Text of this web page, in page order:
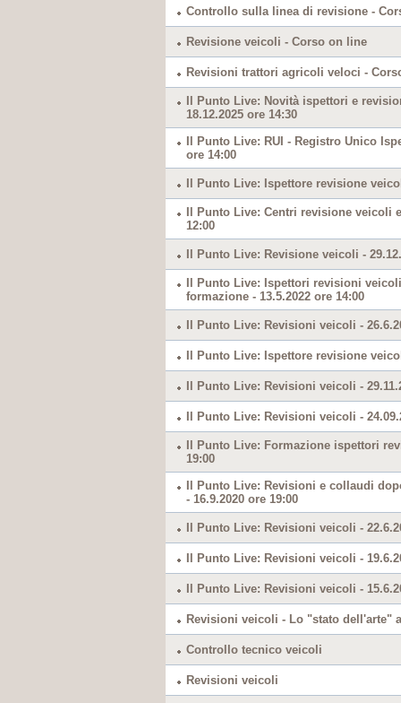
Controllo sulla linea di revisione -
Revisione veicoli - Corso on line
Revisioni trattori agricoli veloci -
Il Punto Live: Novità ispettori e
18.12.2025 ore 14:30
Il Punto Live: RUI - Registro Unico
ore 14:00
Il Punto Live: Ispettore revisione
Il Punto Live: Centri revisione veicoli
12:00
Il Punto Live: Revisione veicoli -
Il Punto Live: Ispettori revisioni
formazione - 13.5.2022 ore 14:00
Il Punto Live: Revisioni veicoli -
Il Punto Live: Ispettore revisione
Il Punto Live: Revisioni veicoli -
Il Punto Live: Revisioni veicoli -
Il Punto Live: Formazione ispettori
19:00
Il Punto Live: Revisioni e collaudi
- 16.9.2020 ore 19:00
Il Punto Live: Revisioni veicoli -
Il Punto Live: Revisioni veicoli -
Il Punto Live: Revisioni veicoli -
Revisioni veicoli - Lo "stato dell'arte"
Controllo tecnico veicoli
Revisioni veicoli